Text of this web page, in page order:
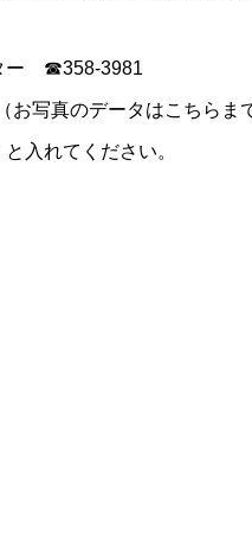
ー ☎358-3981
お写真のデータはこちらま
入れてください。